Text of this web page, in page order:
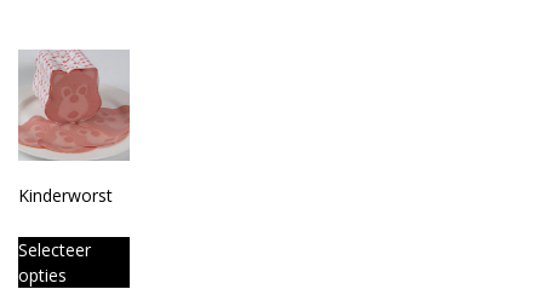
Kinderworst
Selecteer
opties